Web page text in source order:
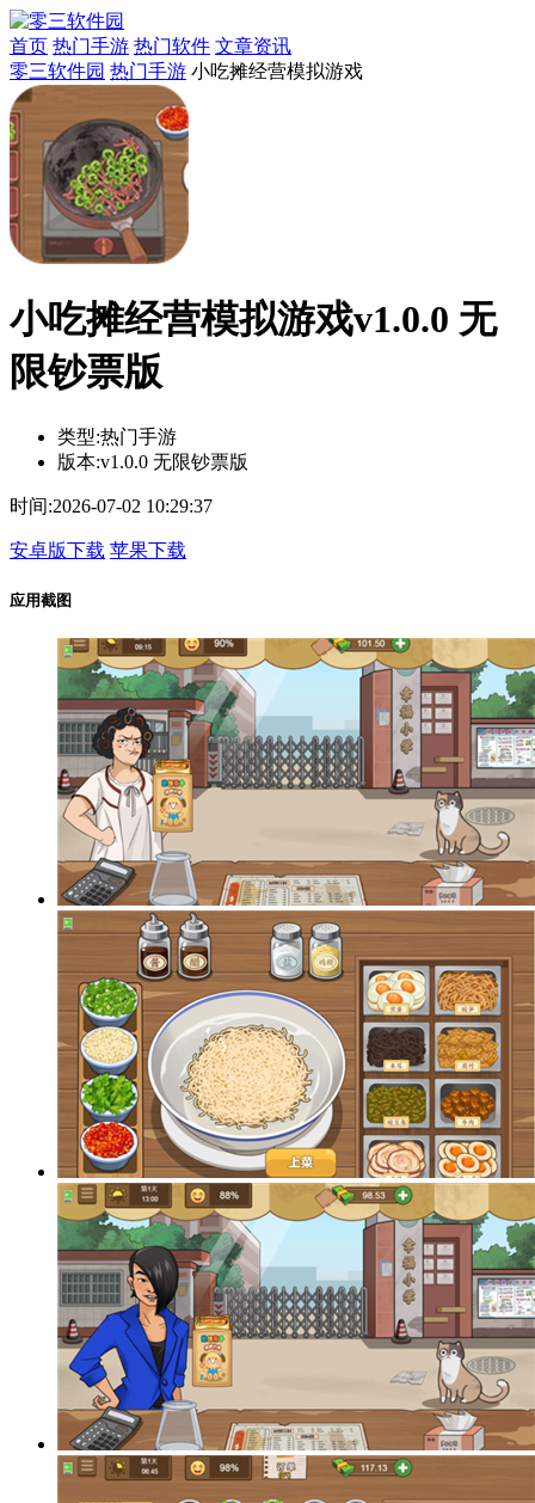
首页 热门手游 热门软件 文章资讯
零三软件园 热门手游 小吃摊经营模拟游戏
小吃摊经营模拟游戏v1.0.0 无
限钞票版
类型:热门手游
版本:v1.0.0 无限钞票版
时间:2026-07-02 10:29:37
安卓版下载 苹果下载
应用截图